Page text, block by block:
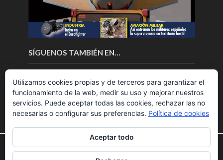
SÍGUENOS TAMBIÉN EN…
Utilizamos cookies para ofrecerte la mejor experiencia en
nuestra web.
Utilizamos cookies propias y de terceros para garantizar el
funcionamiento de la web, medir su uso y mejorar nuestros
servicios. Puede aceptar todas las cookies, rechazar las no
necesarias o configurar sus preferencias. Política de cookies
Aceptar todo